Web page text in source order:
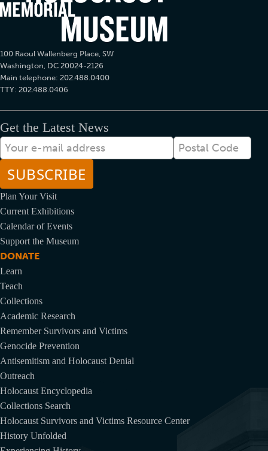
100 Raoul Wallenberg Place, SW
Washington, DC 20024-2126
Main telephone: 202.488.0400
TTY: 202.488.0406
Get the Latest News
电
子
邮
件
地
址
Postal
Code
Plan Your Visit
Current Exhibitions
Calendar of Events
Support the Museum
DONATE
Learn
Teach
Collections
Academic Research
Remember Survivors and Victims
Genocide Prevention
Antisemitism and Holocaust Denial
Outreach
Holocaust Encyclopedia
Collections Search
Holocaust Survivors and Victims Resource Center
History Unfolded